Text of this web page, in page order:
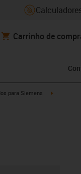
Carrinho de
right
para Siemens